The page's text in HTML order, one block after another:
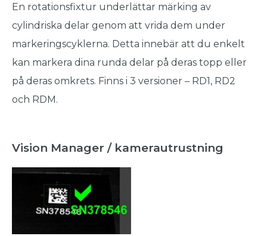
En rotationsfixtur underlättar märking av
cylindriska delar genom att vrida dem under
markeringscyklerna. Detta innebär att du enkelt
kan markera dina runda delar på deras topp eller
på deras omkrets. Finns i 3 versioner – RD1, RD2
och RDM.
Vision Manager / kamerautrustning